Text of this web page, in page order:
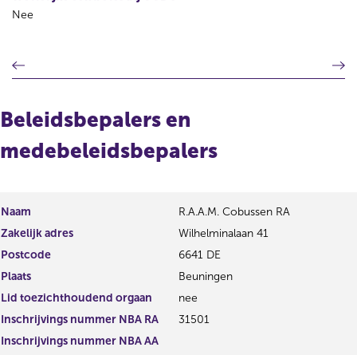
Nee
o
g
e
r
t
e
r
e
s
u
V
o
Beleidsbepalers en
medebeleidsbepalers
Naam
R.A.A.M. Cobussen RA
Zakelijk adres
Wilhelminalaan 41
Postcode
6641 DE
Plaats
Beuningen
Lid toezichthoudend orgaan
nee
Inschrijvings nummer NBA RA
31501
Inschrijvings nummer NBA AA